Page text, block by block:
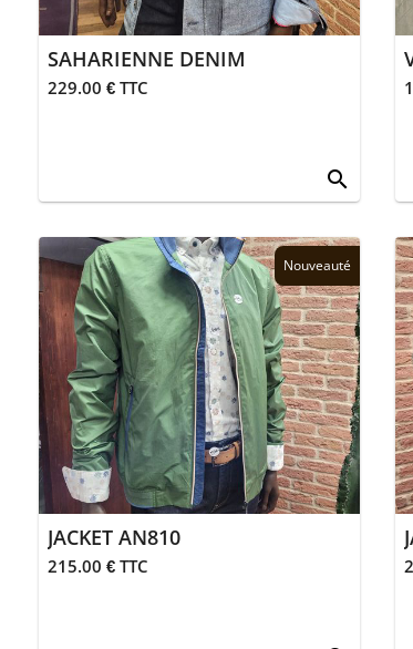
SAHARIENNE DENIM
229.00 € TTC
search
Nouveauté
JACKET AN810
215.00 € TTC